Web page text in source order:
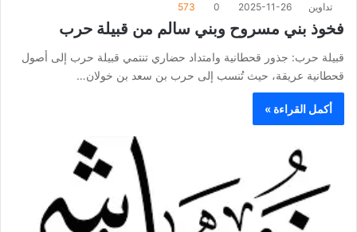
تداوين 2025-11-26
0
573
فخوذ بني مسروح وبني سالم من قبيلة حرب
قبيلة حرب: جذور قحطانية وامتداد حضاري تنتمي قبيلة حرب إلى أصول
قحطانية عريقة، حيث تُنسب إلى حرب بن سعد بن خولان…
أكمل القراءة »